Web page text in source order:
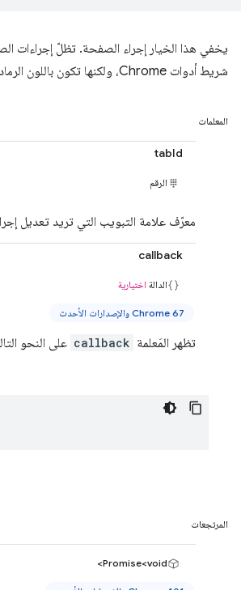
يخفي هذا الخيار إجراء الصفحة. تظلّ إجراءات
شريط أدوات Chrome، ولكنها تكون باللون الرمادي.
المعلمات
tabId
الرقم
معرّف علامة التبويب التي تريد تعديل
callback
الدالة اختيارية
Chrome 67 والإصدارات الأحدث
تظهر المَعلمة callback على النحو
المرتجعات
Promise<void>